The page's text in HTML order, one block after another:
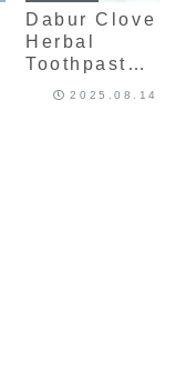
Dabur Clove
Herbal
Toothpaste
（クローブ ハ
2025.08.14